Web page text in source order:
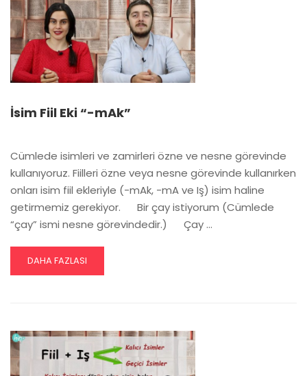
İsim Fiil Eki “-mAk”
Cümlede isimleri ve zamirleri özne ve nesne görevinde
kullanıyoruz. Fiilleri özne veya nesne görevinde kullanırken
onları isim fiil ekleriyle (-mAk, -mA ve Iş) isim haline
getirmemiz gerekiyor. Bir çay istiyorum (Cümlede
“çay” ismi nesne görevindedir.) Çay …
READ
MORE
EKI
MAK”
DAHA FAZLASI